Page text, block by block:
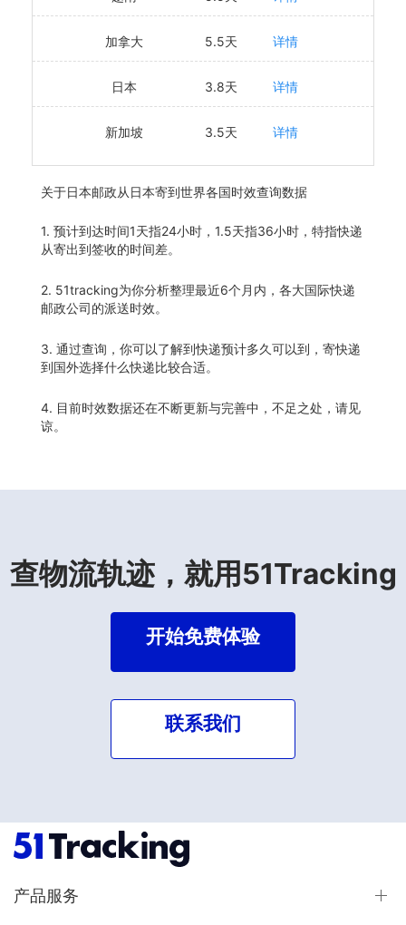
加拿大 5.5天 详情
日本 3.8天 详情
新加坡 3.5天 详情
关于日本邮政从日本寄到世界各国时效查询数据
1. 预计到达时间1天指24小时，1.5天指36小时，特指快递
从寄出到签收的时间差。
2. 51tracking为你分析整理最近6个月内，各大国际快递
邮政公司的派送时效。
3. 通过查询，你可以了解到快递预计多久可以到，寄快递
到国外选择什么快递比较合适。
4. 目前时效数据还在不断更新与完善中，不足之处，请见
谅。
查物流轨迹，就用51Tracking
开始免费体验
联系我们
产品服务